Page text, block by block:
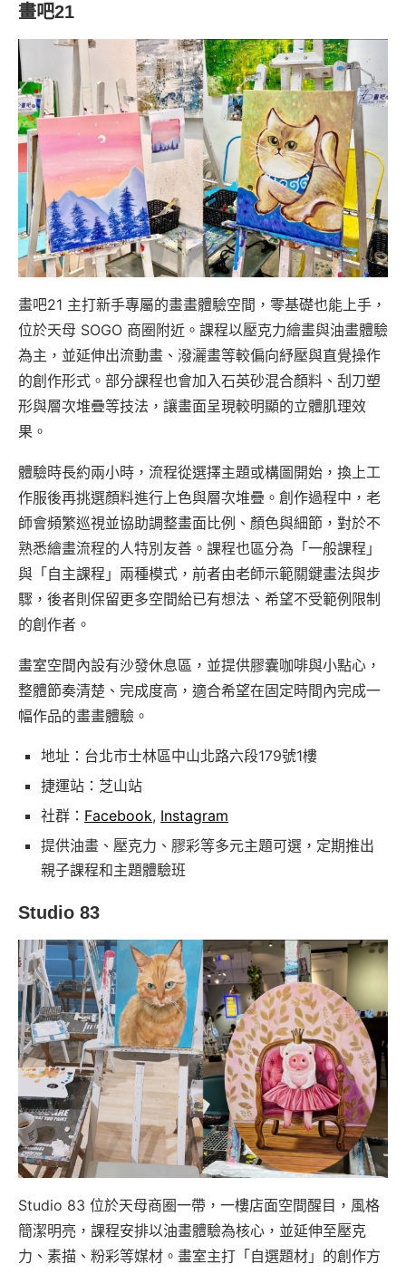
畫吧21
畫吧21 主打新手專屬的畫畫體驗空間，零基礎也能上手，
位於天母 SOGO 商圈附近。課程以壓克力繪畫與油畫體驗
為主，並延伸出流動畫、潑灑畫等較偏向紓壓與直覺操作
的創作形式。部分課程也會加入石英砂混合顏料、刮刀塑
形與層次堆疊等技法，讓畫面呈現較明顯的立體肌理效
果。
體驗時長約兩小時，流程從選擇主題或構圖開始，換上工
作服後再挑選顏料進行上色與層次堆疊。創作過程中，老
師會頻繁巡視並協助調整畫面比例、顏色與細節，對於不
熟悉繪畫流程的人特別友善。課程也區分為「一般課程」
與「自主課程」兩種模式，前者由老師示範關鍵畫法與步
驟，後者則保留更多空間給已有想法、希望不受範例限制
的創作者。
畫室空間內設有沙發休息區，並提供膠囊咖啡與小點心，
整體節奏清楚、完成度高，適合希望在固定時間內完成一
幅作品的畫畫體驗。
地址：台北市士林區中山北路六段179號1樓
捷運站：芝山站
社群： Facebook, Instagram
提供油畫、壓克力、膠彩等多元主題可選，定期推出
親子課程和主題體驗班
Studio 83
Studio 83 位於天母商圈一帶，一樓店面空間醒目，風格
簡潔明亮，課程安排以油畫體驗為核心，並延伸至壓克
力、素描、粉彩等媒材。畫室主打「自選題材」的創作方